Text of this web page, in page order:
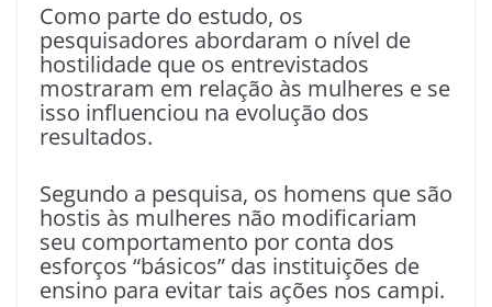
Como parte do estudo, os
pesquisadores abordaram o nível de
hostilidade que os entrevistados
mostraram em relação às mulheres e se
isso influenciou na evolução dos
resultados.
Segundo a pesquisa, os homens que são
hostis às mulheres não modificariam
seu comportamento por conta dos
esforços “básicos” das instituições de
ensino para evitar tais ações nos campi.